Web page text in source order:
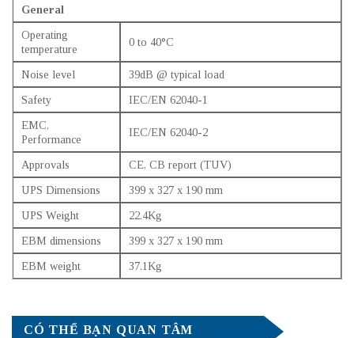
General
Operating
temperature
0 to 40°C
Noise level
39dB @ typical load
Safety
IEC/EN 62040-1
EMC,
Performance
IEC/EN 62040-2
Approvals
CE, CB report (TUV)
UPS Dimensions
399 x 327 x 190 mm
UPS Weight
22.4Kg
EBM dimensions
399 x 327 x 190 mm
EBM weight
37.1Kg
CÓ THỂ BẠN QUAN TÂM